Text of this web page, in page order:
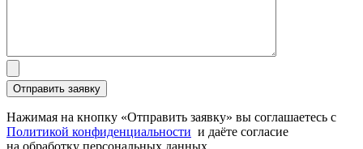
Нажимая на кнопку «Отправить заявку» вы соглашаетесь с
Политикой конфиденциальности и даёте согласие
на обработку персональных данных.